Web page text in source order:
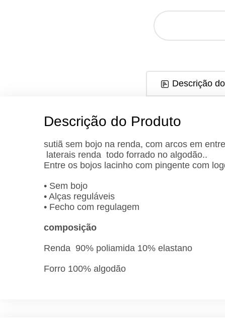
Descrição
Descrição do Produto
sutiã sem bojo na renda, com arcos em
laterais renda todo forrado no algodão..
Entre os bojos lacinho com pingente com
• Sem bojo
• Alças reguláveis
• Fecho com regulagem
composição
Renda 90% poliamida 10% elastano
Forro 100% algodão